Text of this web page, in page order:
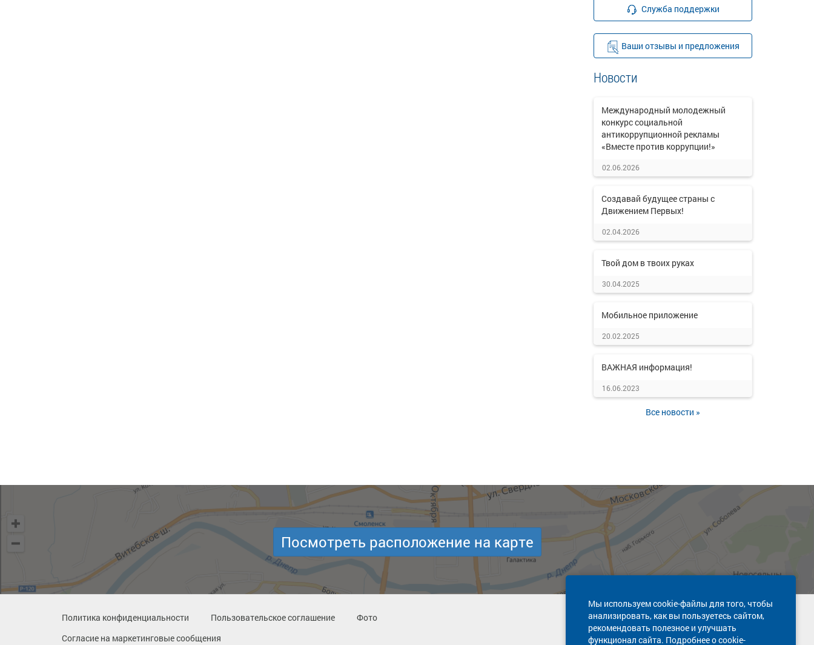
Служба поддержки
Ваши отзывы и предложения
Новости
Международный молодежный
конкурс социальной
антикоррупционной рекламы
«Вместе против коррупции!»
02.06.2026
Создавай будущее страны с
Движением Первых!
02.04.2026
Твой дом в твоих руках
30.04.2025
Мобильное приложение
20.02.2025
ВАЖНАЯ информация!
16.06.2023
Все новости »
Мы используем cookie-файлы для того, чтобы
анализировать, как вы пользуетесь сайтом,
рекомендовать полезное и улучшать
функционал сайта. Подробнее о cookie-
Посмотреть расположение на карте
Политика конфиденциальности Пользовательское соглашение
Фото
Согласие на маркетинговые сообщения
Техническая поддержка сайта
8 800 600-03-38